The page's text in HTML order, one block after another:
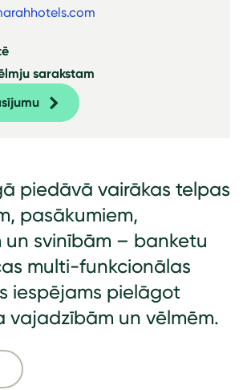
sarakstam
piedāvā vairākas telpas
pasākumiem,
un svinībām – banketu
multi-funkcionālas
iespējams pielāgot
vajadzībām un vēlmēm.